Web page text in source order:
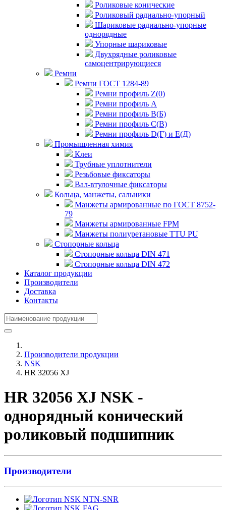
Роликовые конические
Роликовый радиально-упорный
Шариковые радиально-упорные
однорядные
Упорные шариковые
Двухрядные роликовые
самоцентрирующиеся
Ремни
Ремни ГОСТ 1284-89
Ремни профиль Z(0)
Ремни профиль А
Ремни профиль В(Б)
Ремни профиль С(В)
Ремни профиль D(Г) и E(Д)
Промышленная химия
Клеи
Трубные уплотнители
Резьбовые фиксаторы
Вал-втулочные фиксаторы
Кольца, манжеты, сальники
Манжеты армированные по ГОСТ 8752-
79
Манжеты армированные FPM
Манжеты полиуретановые TTU PU
Стопорные кольца
Стопорные кольца DIN 471
Стопорные кольца DIN 472
Каталог продукции
Производители
Доставка
Контакты
Производители продукции
NSK
HR 32056 XJ
HR 32056 XJ NSK -
однорядный конический
роликовый подшипник
Производители
NTN-SNR